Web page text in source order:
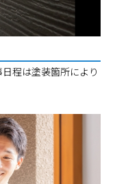
程は塗装箇所により